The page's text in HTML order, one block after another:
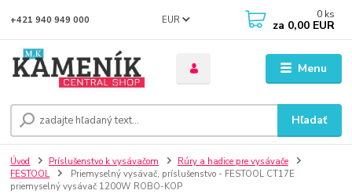
Menu
EUR
Hľadať
+421 940 949 000 0 ks
za 0,00 EUR
Úvod Príslušenstvo k vysávačom
Rúry a hadice pre vysávače
FESTOOL
Priemyselný vysávač, príslušenstvo - FESTOOL CT17E
priemyselný vysávač 1200W ROBO-KOP